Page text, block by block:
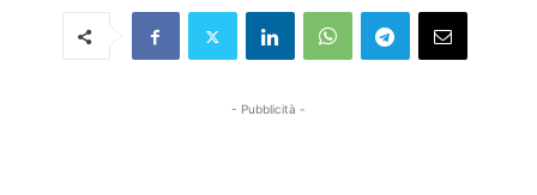
- Pubblicità -